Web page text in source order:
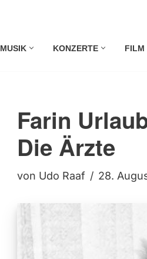
MUSIK KONZERTE FILM
Farin
Die Ärzte
von Udo Raaf 28.